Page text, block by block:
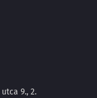
9., 2.